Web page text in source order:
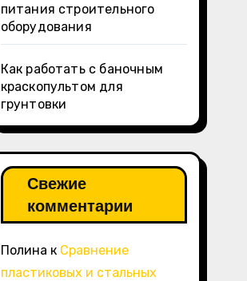
питания строительного
оборудования
Как работать с баночным
краскопультом для
грунтовки
Свежие
комментарии
Полина к Сравнение
пластиковых и стальных